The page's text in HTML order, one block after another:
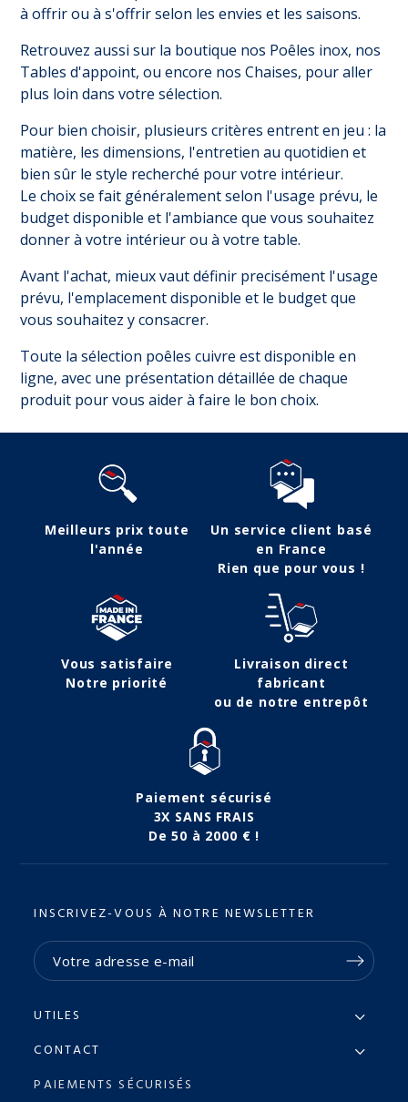
à offrir ou à s'offrir selon les envies et les saisons.
Retrouvez aussi sur la boutique nos Poêles inox, nos
Tables d'appoint, ou encore nosChaises, pour aller
plus loin dans votre sélection.
Pour bien choisir, plusieurs critères entrent en jeu : la
matière, les dimensions, l'entretien au quotidien et
bien sûr le style recherché pour votre intérieur.
Le choix se fait généralement selon l'usage prévu, le
budget disponible et l'ambiance que vous souhaitez
donner à votre intérieur ou à votre table.
Avant l'achat, mieux vaut définir precisément l'usage
prévu, l'emplacement disponible et le budget que
vous souhaitez y consacrer.
Toute la sélection poêles cuivre est disponible en
ligne, avec une présentation détaillée de chaque
produit pour vous aider à faire le bon choix.
Meilleurs prix toute
l'année
Un service client basé
en France
Rien que pour vous !
Vous satisfaire
Notre priorité
Livraison direct
fabricant
ou de notre entrepôt
Paiement sécurisé
3X SANS FRAIS
De 50 à 2000 € !
INSCRIVEZ-VOUS À NOTRE NEWSLETTER
UTILES
CONTACT
PAIEMENTS SÉCURISÉS